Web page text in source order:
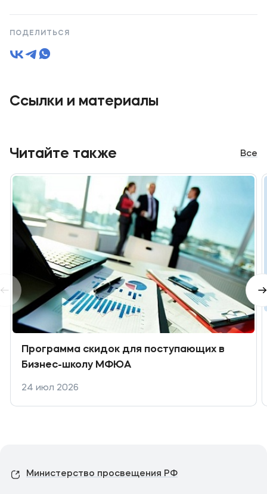
ПОДЕЛИТЬСЯ
Ссылки и материалы
Читайте также Все
Программа скидок для поступающих в
Бизнес-школу МФЮА
24 июл 2026
Министерство просвещения РФ